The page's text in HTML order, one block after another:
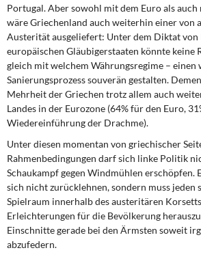
DIE LINKE
Weitere Themen
Memo-Gruppe
Institut Solidarische Moderne
Rosa-Luxemburg-Stiftung
Über mich
Kontakt
Portugal. Aber sowohl mit dem Euro als auch
wäre Griechenland auch weiterhin einer von
Austerität ausgeliefert: Unter dem Diktat von
europäischen Gläubigerstaaten könnte keine
gleich mit welchem Währungsregime –
Sanierungsprozess souverän gestalten.
Mehrheit der Griechen trotz allem auch
Landes in der Eurozone (64% für den Euro,
Wiedereinführung der Drachme).
Unter diesen momentan von griechischer
Rahmenbedingungen darf sich linke Politik
Schaukampf gegen Windmühlen erschöpfen.
sich nicht zurücklehnen, sondern muss jeden
Spielraum innerhalb des austeritären
Erleichterungen für die Bevölkerung
Einschnitte gerade bei den Ärmsten soweit
abzufedern.